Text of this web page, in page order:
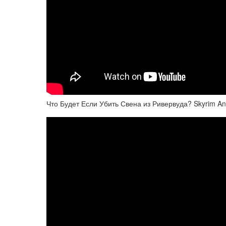
Что Будет Если Убить Свена из Ривервуда? Skyrim